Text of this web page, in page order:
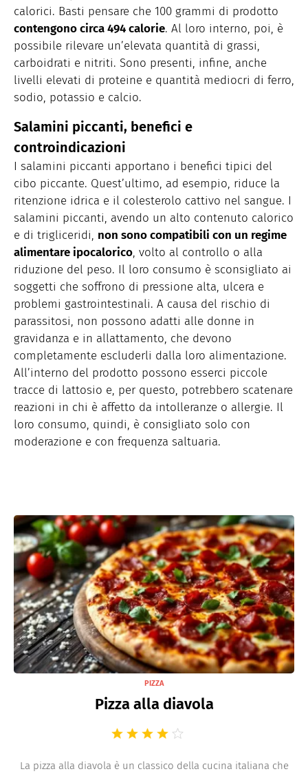
calorici. Basti pensare che 100 grammi di prodotto
contengono circa 494 calorie. Al loro interno, poi, è
possibile rilevare un’elevata quantità di grassi,
carboidrati e nitriti. Sono presenti, infine, anche
livelli elevati di proteine e quantità mediocri di ferro,
sodio, potassio e calcio.
Salamini piccanti, benefici e
controindicazioni
I salamini piccanti apportano i benefici tipici del
cibo piccante. Quest’ultimo, ad esempio, riduce la
ritenzione idrica e il colesterolo cattivo nel sangue. I
salamini piccanti, avendo un alto contenuto calorico
e di trigliceridi, non sono compatibili con un regime
alimentare ipocalorico, volto al controllo o alla
riduzione del peso. Il loro consumo è sconsigliato ai
soggetti che soffrono di pressione alta, ulcera e
problemi gastrointestinali. A causa del rischio di
parassitosi, non possono adatti alle donne in
gravidanza e in allattamento, che devono
completamente escluderli dalla loro alimentazione.
All’interno del prodotto possono esserci piccole
tracce di lattosio e, per questo, potrebbero scatenare
reazioni in chi è affetto da intolleranze o allergie. Il
loro consumo, quindi, è consigliato solo con
moderazione e con frequenza saltuaria.
PIZZA
Pizza alla diavola
La pizza alla diavola è un classico della cucina italiana che